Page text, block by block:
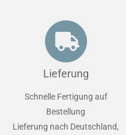
Lieferung
Schnelle Fertigung auf
Bestellung
Lieferung nach Deutschland,